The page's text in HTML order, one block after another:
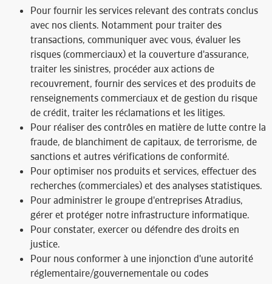
Pour fournir les services relevant des contrats conclus
avec nos clients. Notamment pour traiter des
transactions, communiquer avec vous, évaluer les
risques (commerciaux) et la couverture d'assurance,
traiter les sinistres, procéder aux actions de
recouvrement, fournir des services et des produits de
renseignements commerciaux et de gestion du risque
de crédit, traiter les réclamations et les litiges.
Pour réaliser des contrôles en matière de lutte contre la
fraude, de blanchiment de capitaux, de terrorisme, de
sanctions et autres vérifications de conformité.
Pour optimiser nos produits et services, effectuer des
recherches (commerciales) et des analyses statistiques.
Pour administrer le groupe d'entreprises Atradius,
gérer et protéger notre infrastructure informatique.
Pour constater, exercer ou défendre des droits en
justice.
Pour nous conformer à une injonction d'une autorité
réglementaire/gouvernementale ou codes